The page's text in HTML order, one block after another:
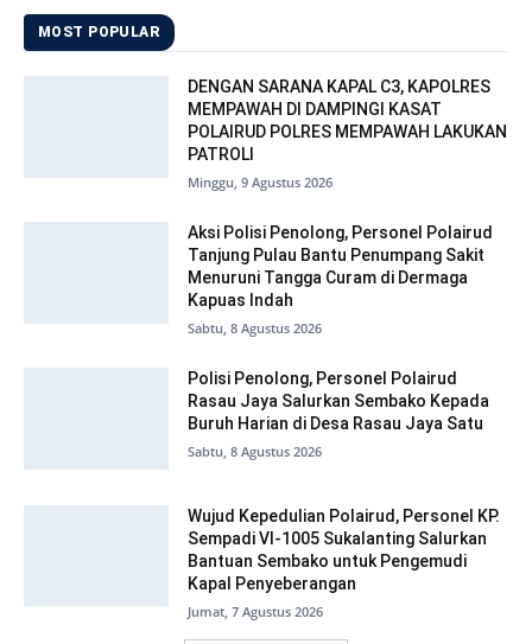
MOST POPULAR
DENGAN SARANA KAPAL C3, KAPOLRES
MEMPAWAH DI DAMPINGI KASAT
POLAIRUD POLRES MEMPAWAH LAKUKAN
PATROLI
Minggu, 9 Agustus 2026
Aksi Polisi Penolong, Personel Polairud
Tanjung Pulau Bantu Penumpang Sakit
Menuruni Tangga Curam di Dermaga
Kapuas Indah
Sabtu, 8 Agustus 2026
Polisi Penolong, Personel Polairud
Rasau Jaya Salurkan Sembako Kepada
Buruh Harian di Desa Rasau Jaya Satu
Sabtu, 8 Agustus 2026
Wujud Kepedulian Polairud, Personel KP.
Sempadi VI-1005 Sukalanting Salurkan
Bantuan Sembako untuk Pengemudi
Kapal Penyeberangan
Jumat, 7 Agustus 2026